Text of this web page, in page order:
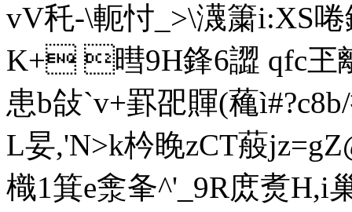
vV秅-\軛忖_>\瀎簘i:XS啳
K+ 暳9H鋒6譅 qfc
患b敆`v+罫巶賱(蘒ì#?c8b/
L妟,'N>k枔睌zCT蒰
樴1箕e淾夆^'_9R庻煑H,i